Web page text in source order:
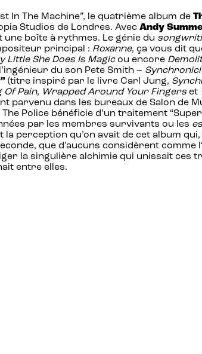
The Machine”, le quatrième album de
Studios de Londres. Avec Andy
une boîte à rythmes. Le génie du
principal : Roxanne, ça vous dit
Little She Does Is Magicou encore
du son Pete Smith –
(titre inspiré par le livre Carl Jung,
Of Pain, Wrapped Around Your Fingers et
parvenu dans les bureaux de Salon de
Police bénéficie d’un traitement
par les membres survivants ou les
perception qu’on avait de cet album
que d’aucuns considèrent comme
la singulière alchimie qui unissait ces
entre elles.